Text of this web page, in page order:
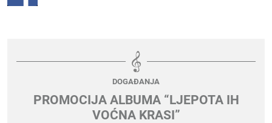
DOGAĐANJA
PROMOCIJA ALBUMA “LJEPOTA IH
VOĆNA KRASI”